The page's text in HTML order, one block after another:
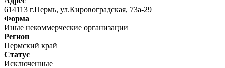
614113 г.Пермь, ул.Кировоградская, 73а-29
Форма
Иные некоммерческие организации
Регион
Пермский край
Статус
Исключенные